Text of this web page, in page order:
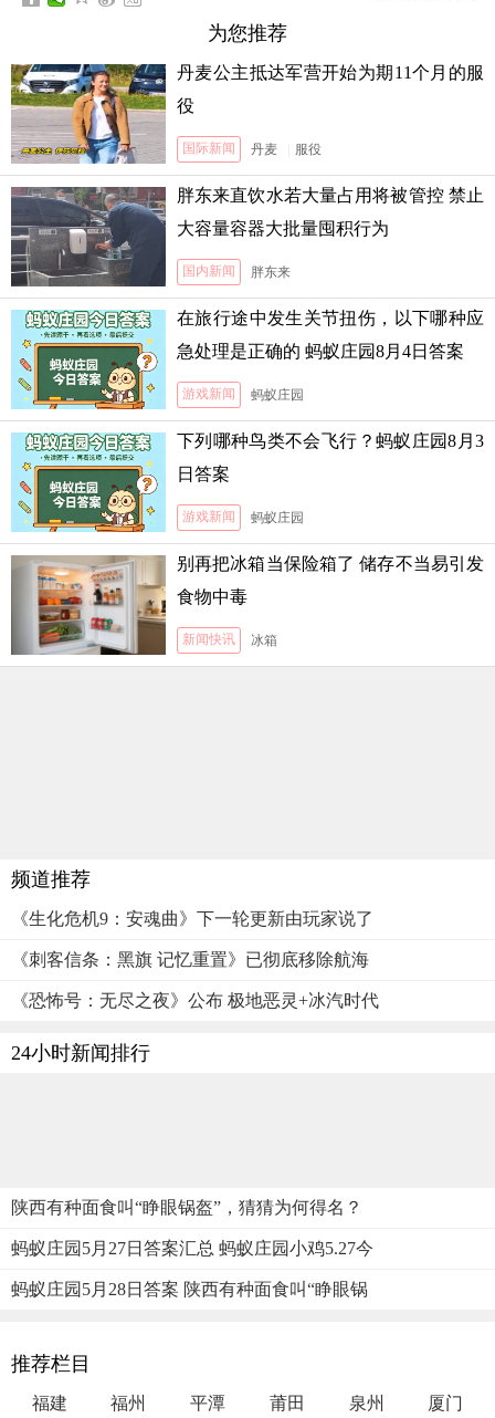
为您推荐
丹麦公主抵达军营开始为期11个月的服
役
国际新闻 丹麦 服役
胖东来直饮水若大量占用将被管控 禁止
大容量容器大批量囤积行为
国内新闻 胖东来
在旅行途中发生关节扭伤，以下哪种应
急处理是正确的 蚂蚁庄园8月4日答案
游戏新闻 蚂蚁庄园
下列哪种鸟类不会飞行？蚂蚁庄园8月3
日答案
游戏新闻 蚂蚁庄园
别再把冰箱当保险箱了 储存不当易引发
食物中毒
新闻快讯 冰箱
频道推荐
《生化危机9：安魂曲》下一轮更新由玩家说了
《刺客信条：黑旗 记忆重置》已彻底移除航海
《恐怖号：无尽之夜》公布 极地恶灵+冰汽时代
24小时新闻排行
陕西有种面食叫“睁眼锅盔”，猜猜为何得名？
蚂蚁庄园5月27日答案汇总 蚂蚁庄园小鸡5.27今
蚂蚁庄园5月28日答案 陕西有种面食叫“睁眼锅
推荐栏目
福建 福州 平潭 莆田 泉州 厦门